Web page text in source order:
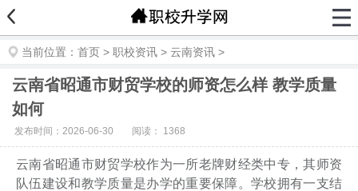
当前位置： 首页 > 职校资讯 > 云南资讯 >
云南省昭通市财贸学校的师资怎么样 教学质量
如何
发布时间：2026-06-30 阅读： 1368
云南省昭通市财贸学校作为一所老牌财经类中专，其师资
队伍建设和教学质量是办学的重要保障。学校拥有一支结